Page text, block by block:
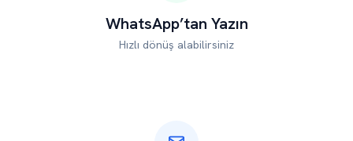
WhatsApp’tan Yazın
Hızlı dönüş alabilirsiniz